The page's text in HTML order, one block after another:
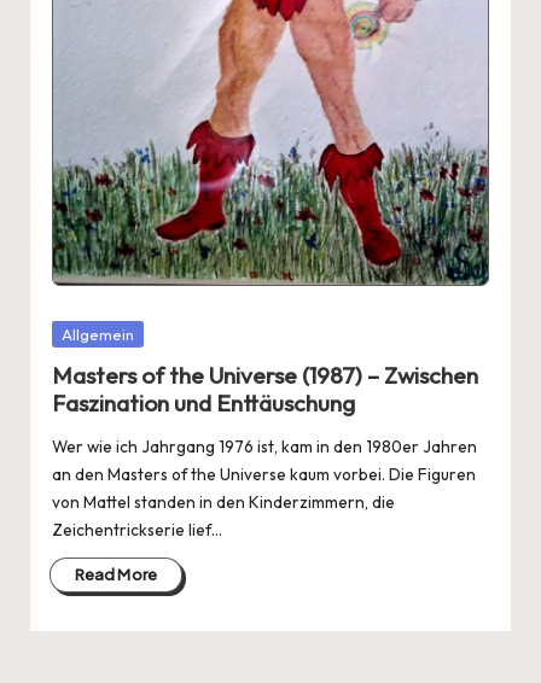
Posted
Allgemein
Masters of the Universe (1987) – Zwischen
Faszination und Enttäuschung
Wer wie ich Jahrgang 1976 ist, kam in den 1980er Jahren
an den Masters of the Universe kaum vorbei. Die Figuren
von Mattel standen in den Kinderzimmern, die
Zeichentrickserie lief…
Read More